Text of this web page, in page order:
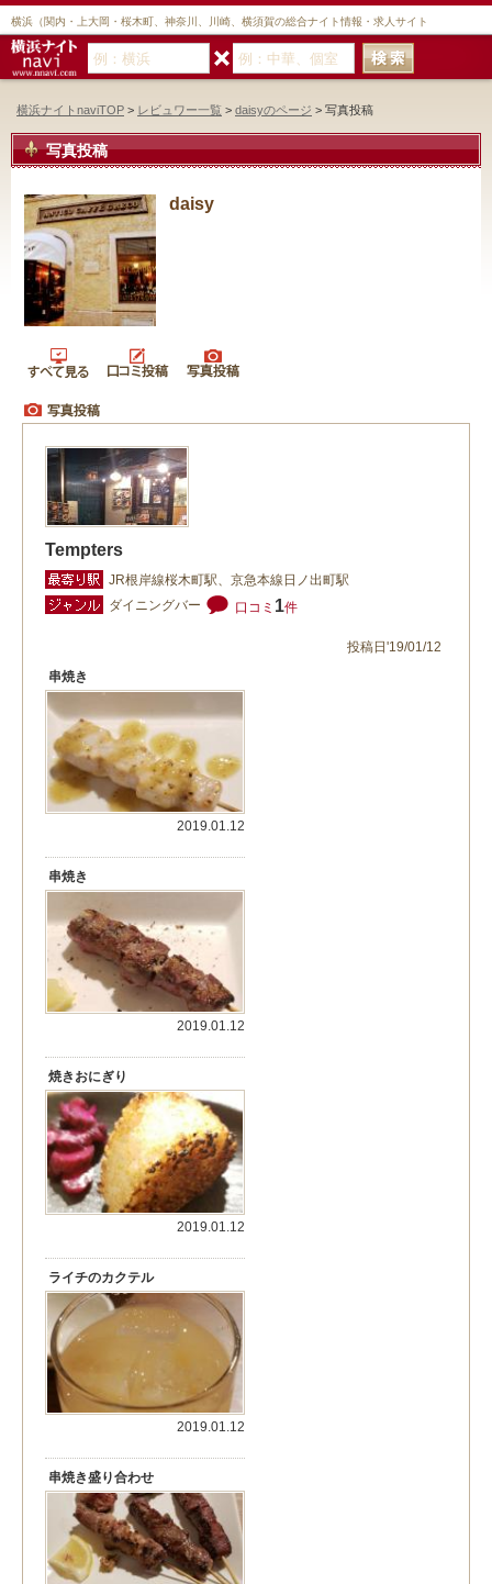
横浜（関内・上大岡・桜木町、神奈川、川崎、横須賀の総合ナイト情報・求人サイト
横浜ナイトnaviTOP > レビュワー一覧 > daisyのページ > 写真投稿
写真投稿
daisy
Tempters
JR根岸線桜木町駅、京急本線日ノ出町駅
ダイニングバー
口コミ 1件
投稿日'19/01/12
串焼き
2019.01.12
串焼き
2019.01.12
焼きおにぎり
2019.01.12
ライチのカクテル
2019.01.12
串焼き盛り合わせ